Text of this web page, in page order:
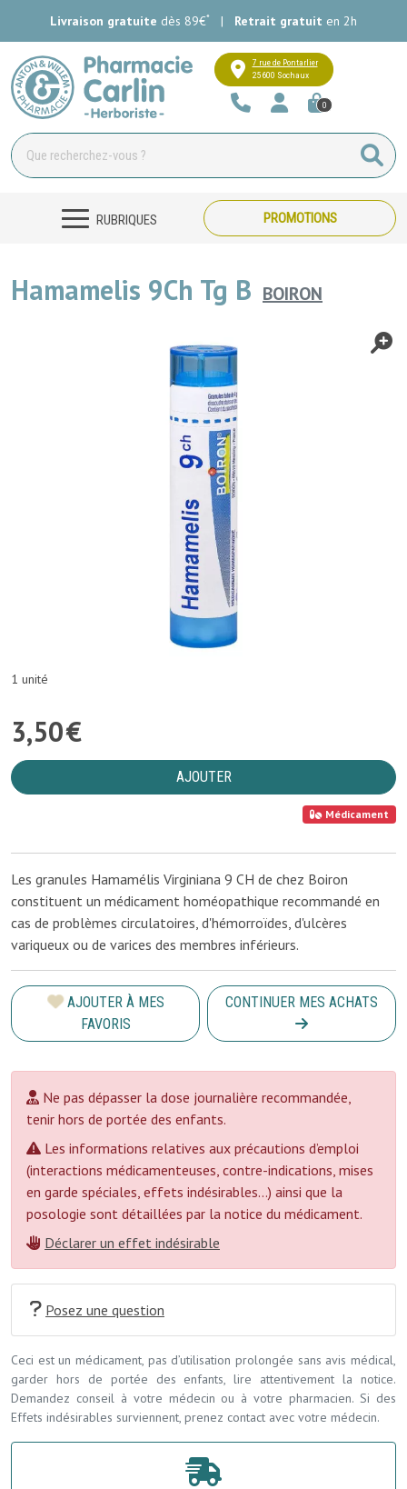
Livraison gratuite dès 89€* | Retrait gratuit en 2h
Pharmacie Carlin Votre
7 rue de Pontarlier
25600 Sochaux
0
RUBRIQUES PROMOTIONS
Hamamelis 9Ch Tg B BOIRON
1 unité
3,50€
AJOUTER
Médicament
Les granules Hamamélis Virginiana 9 CH de chez Boiron
constituent un médicament homéopathique recommandé en
cas de problèmes circulatoires, d'hémorroïdes, d'ulcères
variqueux ou de varices des membres inférieurs.
AJOUTER À MES
FAVORIS
CONTINUER MES ACHATS
Ne pas dépasser la dose journalière recommandée,
tenir hors de portée des enfants.
Les informations relatives aux précautions d’emploi
(interactions médicamenteuses, contre-indications, mises
en garde spéciales, effets indésirables...) ainsi que la
posologie sont détaillées par la notice du médicament.
Déclarer un effet indésirable
Posez une question
Ceci est un médicament, pas d’utilisation prolongée sans avis médical,
garder hors de portée des enfants, lire attentivement la notice.
Demandez conseil à votre médecin ou à votre pharmacien. Si des
Effets indésirables surviennent, prenez contact avec votre médecin.